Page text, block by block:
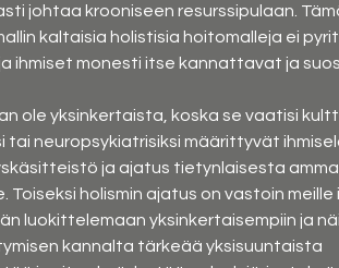
johtaa krooniseen resurssipulaan.
kaltaisia holistisia hoitomalleja ei
ihmiset monesti itse kannattavat ja
ole yksinkertaista, koska se vaatisi
neuropsykiatrisiksi määrittyvät
ja ajatus tietynlaisesta
holismin ajatus on vastoin meille
luokittelemaan yksinkertaisempiin ja
kannalta tärkeää yksisuuntaista